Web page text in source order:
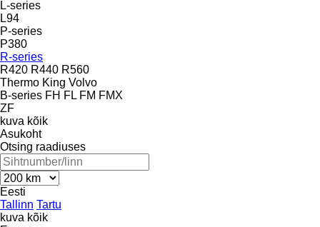
L-series
L94
P-series
P380
R-series
R420 R440 R560
Thermo King Volvo
B-series FH FL FM FMX
ZF
kuva kõik
Asukoht
Otsing raadiuses
Eesti
Tallinn Tartu
kuva kõik